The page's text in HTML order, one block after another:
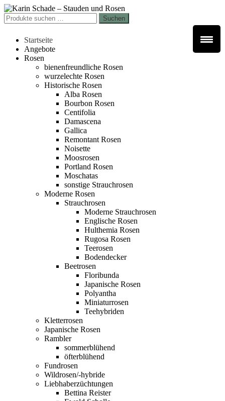
Zur
Navigation
springen
Zum
Inhalt
springen
Suchen
nach:
Suchen
Startseite
Angebote
Rosen
bienenfreundliche Rosen
wurzelechte Rosen
Historische Rosen
Alba Rosen
Bourbon Rosen
Centifolia
Damascena
Gallica
Remontant Rosen
Noisette
Moosrosen
Portland Rosen
Moschatas
sonstige Strauchrosen
Moderne Rosen
Strauchrosen
Moderne Strauchrosen
Englische Rosen
Hulthemia Rosen
Rugosa Rosen
Teerosen
Bodendecker
Beetrosen
Floribunda
Japanische Rosen
Polyantha
Miniaturrosen
Teehybriden
Kletterrosen
Japanische Rosen
Rambler
sommerblühend
öfterblühend
Fundrosen
Wildrosen/-hybride
Liebhaberzüchtungen
Bettina Reister